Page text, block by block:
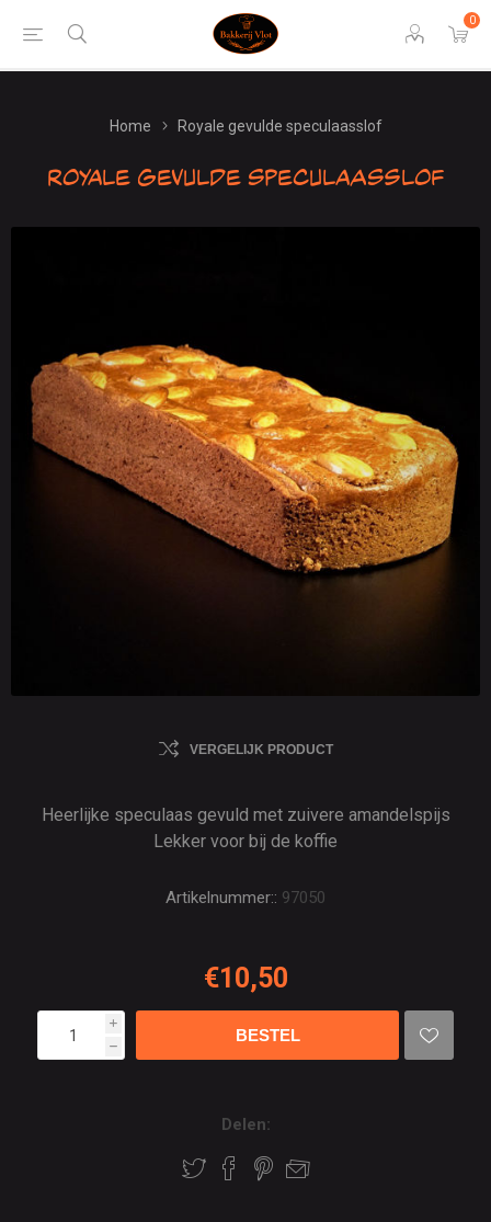
0
Home Royale gevulde speculaasslof
Royale gevulde speculaasslof
VERGELIJK PRODUCT
Heerlijke speculaas gevuld met zuivere amandelspijs
Lekker voor bij de koffie
Artikelnummer:: 97050
€10,50
i
h
Delen: